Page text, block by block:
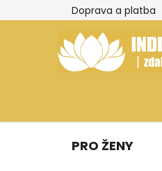
na
Doprava a platba
PRO ŽENY